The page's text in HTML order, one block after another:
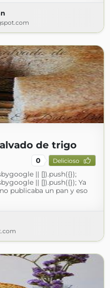
de trigo
0 Delicioso
|| []).push({});
|| []).push({}); Ya
publicaba un pan y eso